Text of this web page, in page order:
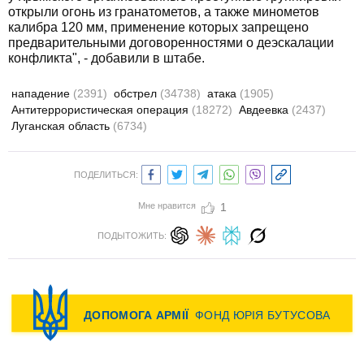
открыли огонь из гранатометов, а также минометов
калибра 120 мм, применение которых запрещено
предварительными договоренностями о деэскалации
конфликта", - добавили в штабе.
нападение (2391) обстрел (34738) атака (1905)
Антитеррористическая операция (18272) Авдеевка (2437)
Луганская область (6734)
ПОДЕЛИТЬСЯ:
Мне нравится 1
ПОДЫТОЖИТЬ: